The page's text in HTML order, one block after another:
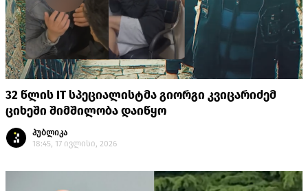
32 წლის IT სპეციალისტმა გიორგი კვიცარიძემ
ციხეში შიმშილობა დაიწყო
პუბლიკა
18:45, 17 ივლისი, 2026